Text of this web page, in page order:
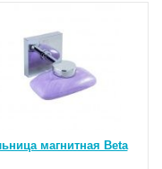
магнитная Beta